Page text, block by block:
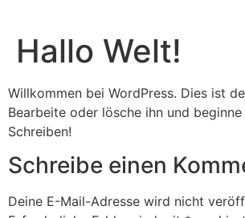
Hallo Welt!
Willkommen bei WordPress. Dies ist
Bearbeite oder lösche ihn und
Schreiben!
Schreibe einen
Deine E-Mail-Adresse wird nicht